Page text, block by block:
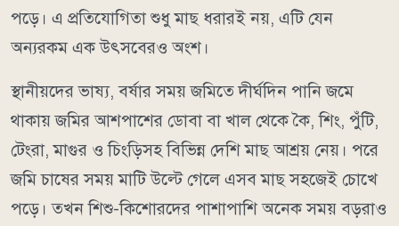
পড়ে। এ প্রতিযোগিতা শুধু মাছ ধরারই নয়, এটি যেন
অন্যরকম এক উৎসবেরও অংশ।
স্থানীয়দের ভাষ্য, বর্ষার সময় জমিতে দীর্ঘদিন পানি জমে
থাকায় জমির আশপাশের ডোবা বা খাল থেকে কৈ, শিং, পুঁটি,
টেংরা, মাগুর ও চিংড়িসহ বিভিন্ন দেশি মাছ আশ্রয় নেয়। পরে
জমি চাষের সময় মাটি উল্টে গেলে এসব মাছ সহজেই চোখে
পড়ে। তখন শিশু-কিশোরদের পাশাপাশি অনেক সময় বড়রাও